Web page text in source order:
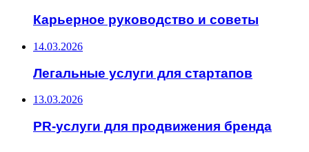
Карьерное руководство и советы
14.03.2026
Легальные услуги для стартапов
13.03.2026
PR-услуги для продвижения бренда